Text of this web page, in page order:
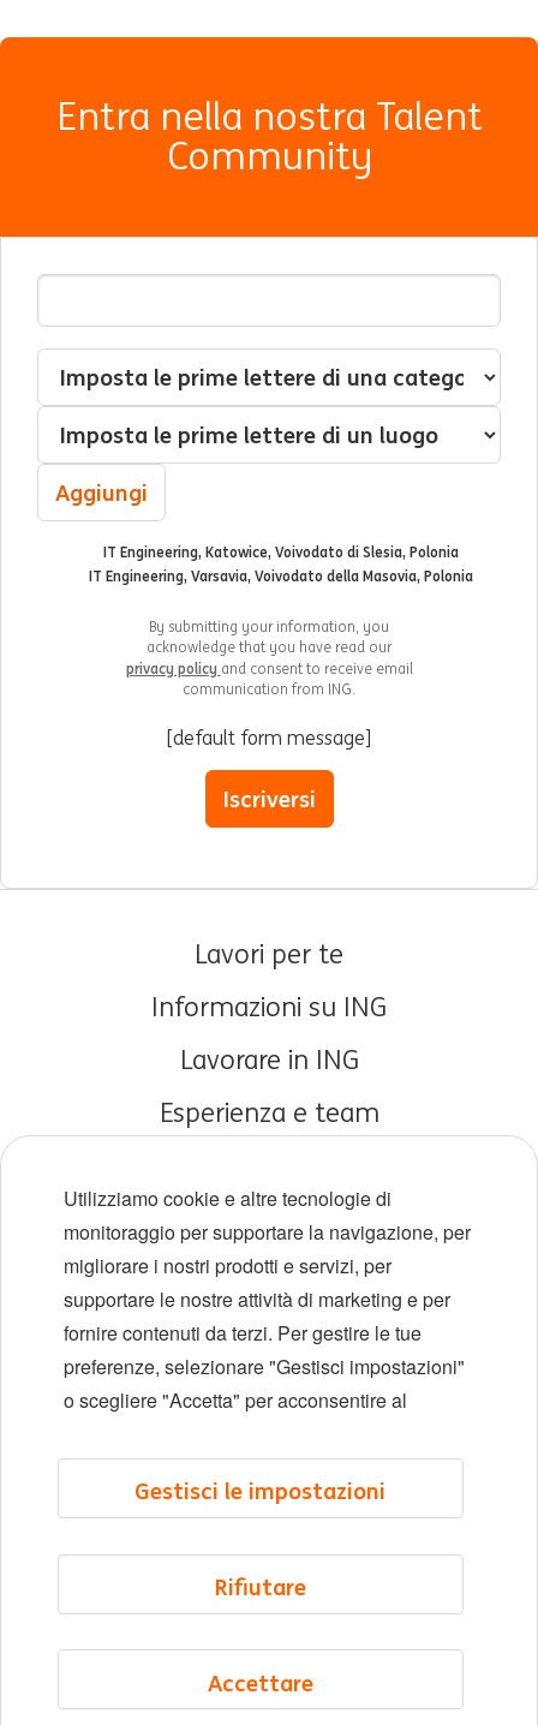
Entra nella nostra Talent
Community
Indirizzo Email
Interessato(a) a
Categoria
Luogo
Aggiungi
IT Engineering, Katowice, Voivodato di Slesia, Polonia
IT Engineering, Varsavia, Voivodato della Masovia, Polonia
By submitting your information, you
acknowledge that you have read our
privacy policy and consent to receive email
communication from ING.
[default form message]
Iscriversi
Lavori per te
Informazioni su ING
Lavorare in ING
Esperienza e team
Diversità e inclusione
Sedi
Eventi
©2026 ING
Mappa del sito
Informativa sulla privacy
Cookie management
Utilizziamo cookie e altre tecnologie di
monitoraggio per supportare la navigazione, per
migliorare i nostri prodotti e servizi, per
supportare le nostre attività di marketing e per
fornire contenuti da terzi. Per gestire le tue
preferenze, selezionare "Gestisci impostazioni"
o scegliere "Accetta" per acconsentire al
Accettare
Rifiutare
Gestisci le impostazioni